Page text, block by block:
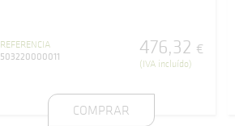
REFERENCIA
503220000011
476,32 €
(IVA incluído)
COMPRAR